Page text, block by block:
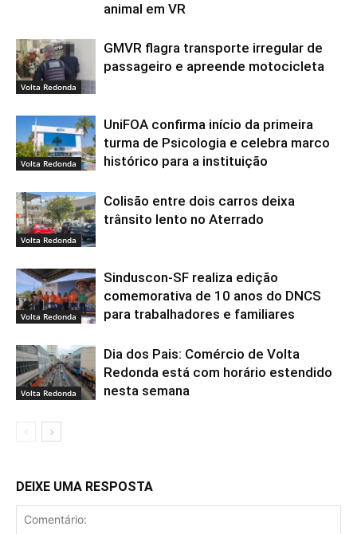
animal em VR
Volta Redonda
GMVR flagra transporte irregular de
passageiro e apreende motocicleta
Volta Redonda
UniFOA confirma início da primeira
turma de Psicologia e celebra marco
histórico para a instituição
Volta Redonda
Colisão entre dois carros deixa
trânsito lento no Aterrado
Volta Redonda
Sinduscon-SF realiza edição
comemorativa de 10 anos do DNCS
para trabalhadores e familiares
Volta Redonda
Dia dos Pais: Comércio de Volta
Redonda está com horário estendido
nesta semana
DEIXE UMA RESPOSTA